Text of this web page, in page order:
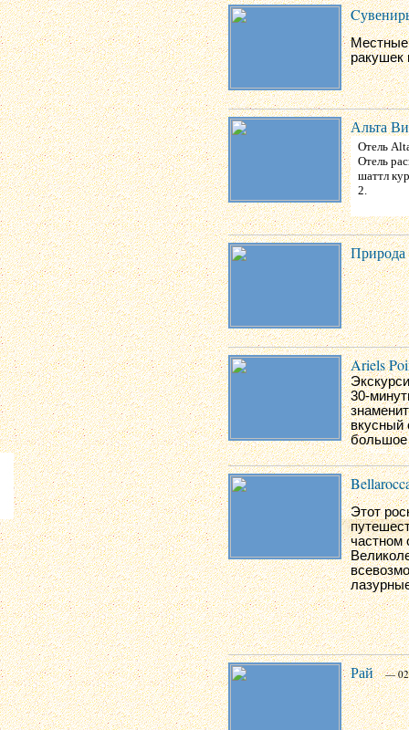
Местные
ракушек
Альта
Отель
Отель
шаттл
2.
Природа
Ariels
30-
вкусный
большое
Этот
частном
Рай —